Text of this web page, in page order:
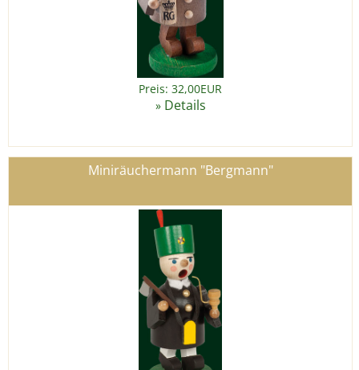
Preis: 32,00EUR
» Details
Miniräuchermann "Bergmann"